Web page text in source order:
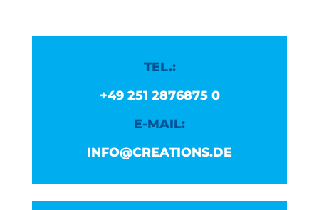
TEL.:
+49 251 2876875 0
E-MAIL:
INFO@CREATIONS.DE